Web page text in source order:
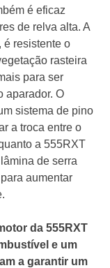
é eficaz
de relva alta. A
é resistente o
rasteira
para ser
aparador. O
sistema de pino
a troca entre o
a 555RXT
de serra
aumentar
da 555RXT
e um
a garantir um